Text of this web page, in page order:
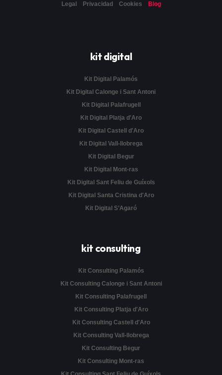
Legal Privacidad Cookies Blog
kit digital
Kit Digital Palamós
Kit Digital Calonge i Sant Antoni
Kit Digital Palafrugell
Kit Digital Platja d'Aro
Kit Digital Castell d'Aro
Kit Digital Vall-llobrega
Kit Digital Begur
Kit Digital Mont-ras
Kit Digital Sant Feliu de Guíxols
Kit Digital Santa Cristina d'Aro
Kit Digital S’Agaró
kit consulting
Kit Consulting Palamós
Kit Consulting Calonge i Sant Antoni
Kit Consulting Palafrugell
Kit Consulting Platja d'Aro
Kit Consulting Castell d'Aro
Kit Consulting Vall-llobrega
Kit Consulting Begur
Kit Consulting Mont-ras